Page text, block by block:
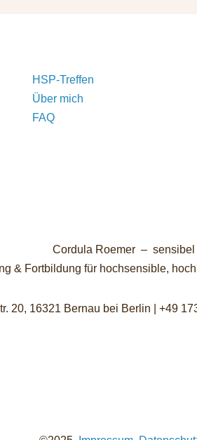
HSP-Treffen
Über mich
FAQ
Cordula Roemer – sensibel
& Fortbildung für hochsensible,
20, 16321 Bernau bei Berlin | +49